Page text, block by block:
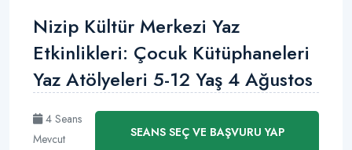
Nizip Kültür Merkezi Yaz
Etkinlikleri: Çocuk Kütüphaneleri
Yaz Atölyeleri 5-12 Yaş 4 Ağustos
4 Seans
Mevcut
SEANS SEÇ VE BAŞVURU YAP